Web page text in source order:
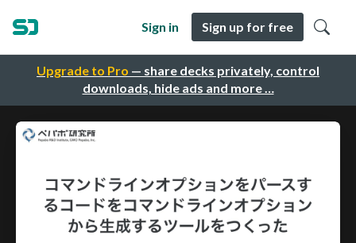
Upgrade to Pro — share decks privately, control
downloads, hide ads and more …
Sign in Sign up for free